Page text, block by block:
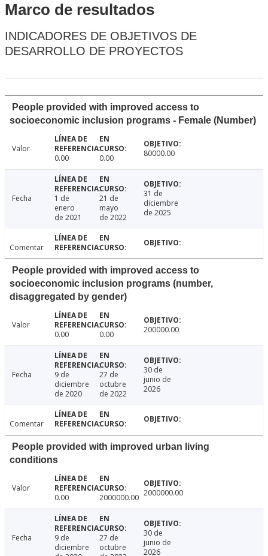
Marco de resultados
INDICADORES DE OBJETIVOS DE
DESARROLLO DE PROYECTOS
People provided with improved access to
socioeconomic inclusion programs - Female (Number)
Valor
0.00
0.00 80000.00
Fecha
1 de
enero
de 2021
21 de
mayo
de 2022
31 de
diciembre
de 2025
Comentar
People provided with improved access to
socioeconomic inclusion programs (number,
disaggregated by gender)
Valor
0.00
0.00 200000.00
Fecha
9 de
diciembre
de 2020
27 de
octubre
de 2022
30 de
junio de
2026
Comentar
People provided with improved urban living
conditions
Valor
0.00
2000000.00 2000000.00
Fecha
9 de
diciembre
27 de
octubre
30 de
junio de
2026